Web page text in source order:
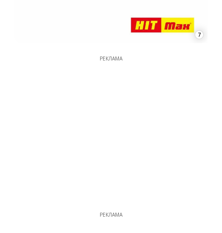
7
РЕКЛАМА
РЕКЛАМА